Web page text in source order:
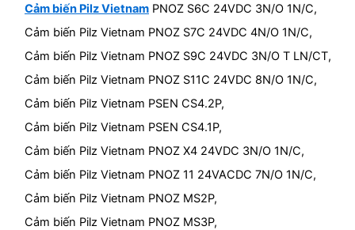
Cảm biến Pilz Vietnam PNOZ S6C 24VDC 3N/O 1N/C,
Cảm biến Pilz Vietnam PNOZ S7C 24VDC 4N/O 1N/C,
Cảm biến Pilz Vietnam PNOZ S9C 24VDC 3N/O T LN/CT,
Cảm biến Pilz Vietnam PNOZ S11C 24VDC 8N/O 1N/C,
Cảm biến Pilz Vietnam PSEN CS4.2P,
Cảm biến Pilz Vietnam PSEN CS4.1P,
Cảm biến Pilz Vietnam PNOZ X4 24VDC 3N/O 1N/C,
Cảm biến Pilz Vietnam PNOZ 11 24VACDC 7N/O 1N/C,
Cảm biến Pilz Vietnam PNOZ MS2P,
Cảm biến Pilz Vietnam PNOZ MS3P,